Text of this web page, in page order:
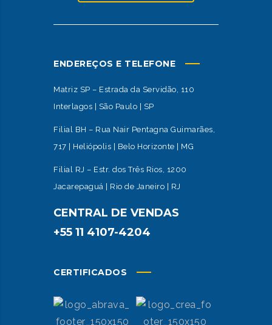
ENDEREÇOS E TELEFONE
Matriz SP – Estrada da Servidão, 110
Interlagos | São Paulo | SP
Filial BH – Rua Nair Pentagna Guimarães,
717 | Heliópolis | Belo Horizonte | MG
Filial RJ – Estr. dos Três Rios, 1200
Jacarepaguá | Rio de Janeiro | RJ
CENTRAL DE VENDAS
+55 11 4107-4204
CERTIFICADOS